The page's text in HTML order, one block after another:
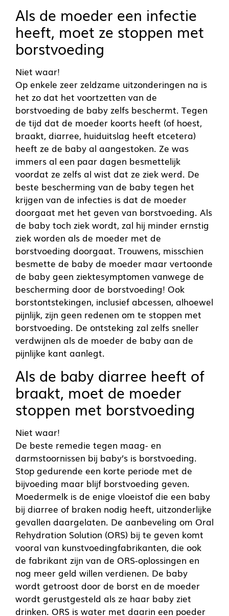
Als de moeder een infectie
heeft, moet ze stoppen met
borstvoeding
Niet waar!
Op enkele zeer zeldzame uitzonderingen na is
het zo dat het voortzetten van de
borstvoeding de baby zelfs beschermt. Tegen
de tijd dat de moeder koorts heeft (of hoest,
braakt, diarree, huiduitslag heeft etcetera)
heeft ze de baby al aangestoken. Ze was
immers al een paar dagen besmettelijk
voordat ze zelfs al wist dat ze ziek werd. De
beste bescherming van de baby tegen het
krijgen van de infecties is dat de moeder
doorgaat met het geven van borstvoeding. Als
de baby toch ziek wordt, zal hij minder ernstig
ziek worden als de moeder met de
borstvoeding doorgaat. Trouwens, misschien
besmette de baby de moeder maar vertoonde
de baby geen ziektesymptomen vanwege de
bescherming door de borstvoeding! Ook
borstontstekingen, inclusief abcessen, alhoewel
pijnlijk, zijn geen redenen om te stoppen met
borstvoeding. De ontsteking zal zelfs sneller
verdwijnen als de moeder de baby aan de
pijnlijke kant aanlegt.
Als de baby diarree heeft of
braakt, moet de moeder
stoppen met borstvoeding
Niet waar!
De beste remedie tegen maag- en
darmstoornissen bij baby’s is borstvoeding.
Stop gedurende een korte periode met de
bijvoeding maar blijf borstvoeding geven.
Moedermelk is de enige vloeistof die een baby
bij diarree of braken nodig heeft, uitzonderlijke
gevallen daargelaten. De aanbeveling om Oral
Rehydration Solution (ORS) bij te geven komt
vooral van kunstvoedingfabrikanten, die ook
de fabrikant zijn van de ORS-oplossingen en
nog meer geld willen verdienen. De baby
wordt getroost door de borst en de moeder
wordt gerustgesteld als ze haar baby ziet
drinken. ORS is water met daarin een poeder